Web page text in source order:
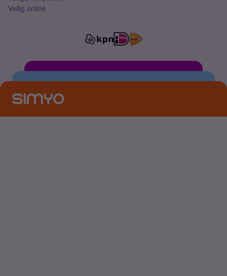
Veilig online